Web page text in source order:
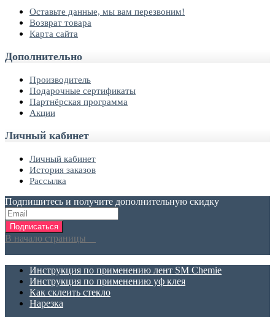
Оставьте данные, мы вам перезвоним!
Возврат товара
Карта сайта
Дополнительно
Производитель
Подарочные сертификаты
Партнёрская программа
Акции
Личный кабинет
Личный кабинет
История заказов
Рассылка
Подпишитесь и получите дополнительную скидку
Подписаться
В начало страницы
Инструкция по применению лент SM Chemie
Инструкция по применению уф клея
Как склеить стекло
Нарезка